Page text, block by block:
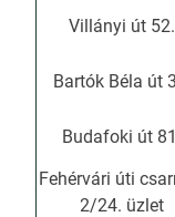
Villányi út 52.
Bartók Béla út
Budafoki út
Fehérvári úti
2/24. üzlet